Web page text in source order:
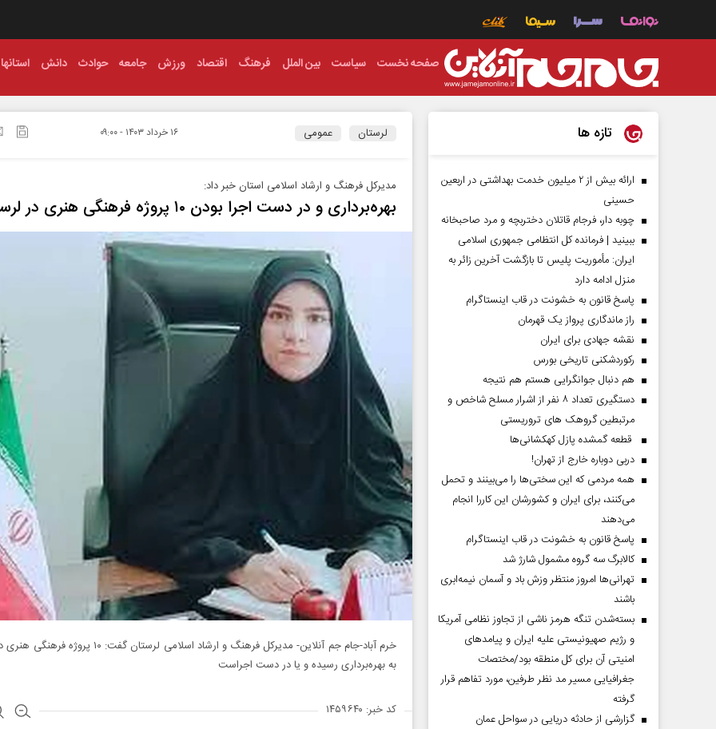
صفحه نخست سیاست بین الملل فرهنگ اقتصاد ورزش جامعه حوادث دانش استانها
لرستان عمومی ۱۶ خرداد ۱۴۰۳ - ۰۹:۰۰
مدیرکل فرهنگ و ارشاد اسلامی استان خبر داد:
بهره‌برداری و در دست اجرا بودن ۱۰ پروژه فرهنگی هنری در لرستان
خرم آباد-جام جم آنلاین- مدیرکل فرهنگ و ارشاد اسلامی لرستان گفت:
به بهره‌برداری رسیده و یا در دست اجراست
کد خبر: ۱۴۵۹۶۴۰
تازه ها
ارائه بیش از ۲ میلیون خدمت بهداشتی در اربعین
حسینی
چوبه دار، فرجام قاتلان دختربچه و مرد صاحبخانه
ببینید | فرمانده کل انتظامی جمهوری اسلامی
ایران­: مأموریت پلیس تا بازگشت آخرین زائر به
منزل ادامه دارد
پاسخ قانون به خشونت در قاب اینستاگرام
راز ماندگاری پرواز یک قهرمان
نقشه جهادی برای ایران
رکوردشکنی تاریخی بورس
هم دنبال جوانگرایی هستم هم نتیجه
دستگیری تعداد ۸ نفر از اشرار مسلح شاخص و
مرتبطین گروهک های تروریستی
قطعه گمشده پازل کهکشانی‌ها
دربی دوباره خارج از تهران!
همه مردمی که این سختی‌ها را می‌بینند و تحمل
می‌کنند، برای ایران و کشورشان این کاررا انجام
می‌دهند
پاسخ قانون به خشونت در قاب اینستاگرام
کالابرگ سه گروه مشمول شارژ شد
تهرانی‌ها امروز منتظر وزش باد و آسمان نیمه‌ابری
باشند
بسته‌شدن تنگه هرمز ناشی از تجاوز نظامی آمریکا
و رژیم صهیونیستی علیه ایران و پیامد‌های
امنیتی آن برای کل منطقه بود/مختصات
جغرافیایی مسیر مد نظر طرفین، مورد تفاهم قرار
گرفته
گزارشی از حادثه دریایی در سواحل عمان